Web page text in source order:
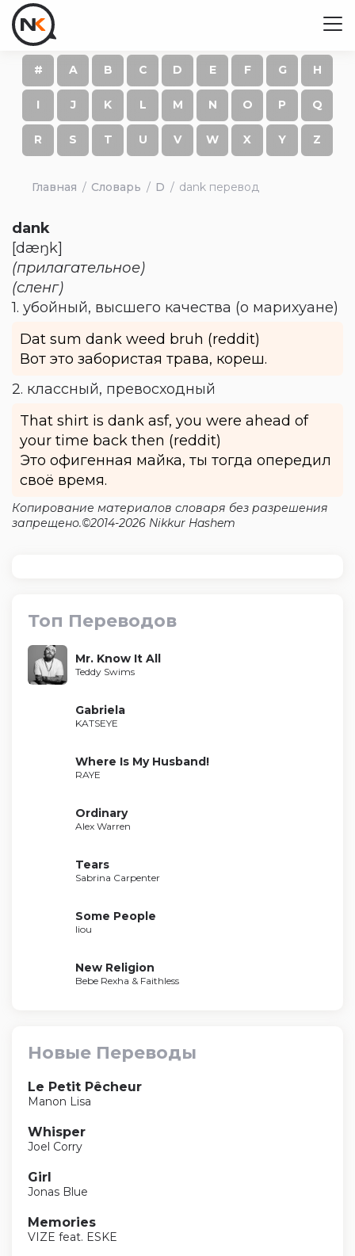
# A B C D E F G H
I J K L M N O P Q
R S T U V W X Y Z
Главная Словарь D dank перевод
dank
[dæŋk]
(прилагательное)
(сленг)
1. убойный, высшего качества (о марихуане)
Dat sum dank weed bruh (reddit)
Вот это забористая трава, кореш.
2. классный, превосходный
That shirt is dank asf, you were ahead of
your time back then (reddit)
Это офигенная майка, ты тогда опередил
своё время.
Копирование материалов словаря без разрешения
запрещено.©2014-2026 Nikkur Hashem
Топ Переводов
Mr. Know It All
Teddy Swims
Gabriela
KATSEYE
Where Is My Husband!
RAYE
Ordinary
Alex Warren
Tears
Sabrina Carpenter
Some People
liou
New Religion
Bebe Rexha & Faithless
Новые Переводы
Le Petit Pêcheur
Manon Lisa
Whisper
Joel Corry
Girl
Jonas Blue
Memories
VIZE feat. ESKE